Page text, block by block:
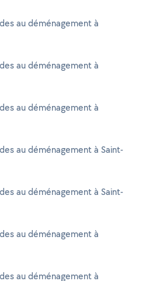
au déménagement à
au déménagement à
au déménagement à
au déménagement à Saint-
au déménagement à Saint-
au déménagement à
au déménagement à